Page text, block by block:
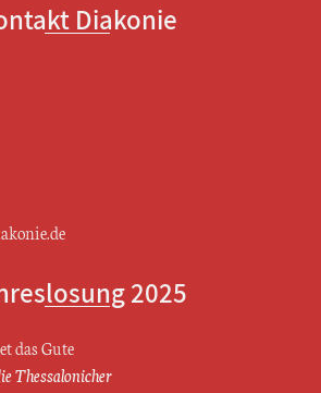
Diakonie
2025
das Gute
Thessalonicher